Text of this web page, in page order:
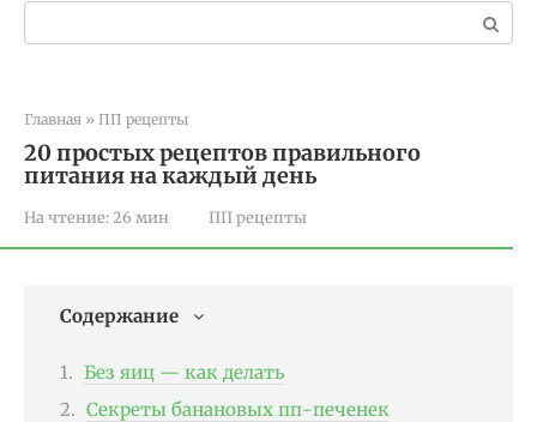
Поиск:
Главная » ПП рецепты
20 простых рецептов правильного
питания на каждый день
На чтение: 26 мин ПП рецепты
Содержание
Без яиц — как делать
Секреты банановых пп-печенек